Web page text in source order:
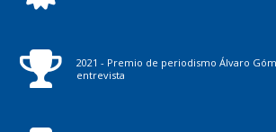
2021 - Premio de periodismo Álvaro
entrevista